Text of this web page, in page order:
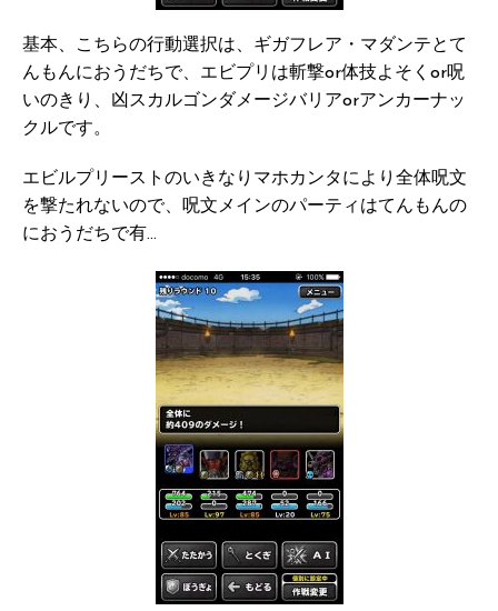
基本、こちらの行動選択は、ギガフレア・マダンテとて
んもんにおうだちで、エビプリは斬撃or体技よそくor呪
いのきり、凶スカルゴンダメージバリアorアンカーナッ
クルです。
エビルプリーストのいきなりマホカンタにより全体呪文
を撃たれないので、呪文メインのパーティはてんもんの
におうだちで有…